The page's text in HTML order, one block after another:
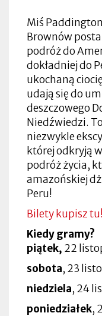
Miś
Brownów
podróż do
dokładniej do
ukochaną
udają się do
deszczowego
Niedźwiedzi.
niezwykle
której odkryją
podróż życia,
amazońskiej
Peru!
Bilety kupisz tu!
Kiedy gramy?
piątek, 22
sobota, 23
niedziela, 24
poniedziałek,